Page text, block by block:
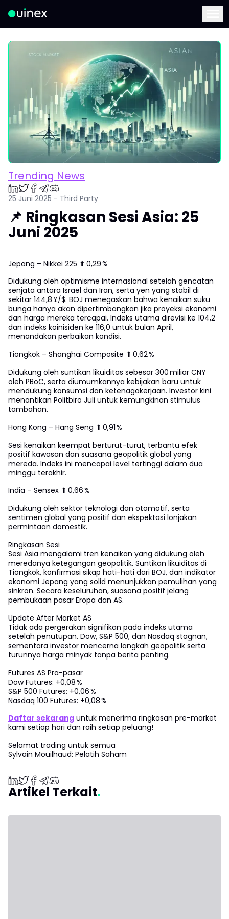
Ini adalah logo dan jika diklik akan mengarahkan Anda ke
Trending News
25 Juni 2025 - Third Party
📌 Ringkasan Sesi Asia: 25
Juni 2025
Jepang – Nikkei 225 ⬆ 0,29 %
Didukung oleh optimisme internasional setelah gencatan
senjata antara Israel dan Iran, serta yen yang stabil di
sekitar 144,8 ¥/$. BOJ menegaskan bahwa kenaikan suku
bunga hanya akan dipertimbangkan jika proyeksi ekonomi
dan harga mereka tercapai. Indeks utama direvisi ke 104,2
dan indeks koinisiden ke 116,0 untuk bulan April,
menandakan perbaikan kondisi.
Tiongkok – Shanghai Composite ⬆ 0,62 %
Didukung oleh suntikan likuiditas sebesar 300 miliar CNY
oleh PBoC, serta diumumkannya kebijakan baru untuk
mendukung konsumsi dan ketenagakerjaan. Investor kini
menantikan Politbiro Juli untuk kemungkinan stimulus
tambahan.
Hong Kong – Hang Seng ⬆ 0,91 %
Sesi kenaikan keempat berturut-turut, terbantu efek
positif kawasan dan suasana geopolitik global yang
mereda. Indeks ini mencapai level tertinggi dalam dua
minggu terakhir.
India – Sensex ⬆ 0,66 %
Didukung oleh sektor teknologi dan otomotif, serta
sentimen global yang positif dan ekspektasi lonjakan
permintaan domestik.
Ringkasan Sesi
Sesi Asia mengalami tren kenaikan yang didukung oleh
meredanya ketegangan geopolitik. Suntikan likuiditas di
Tiongkok, konfirmasi sikap hati-hati dari BOJ, dan indikator
ekonomi Jepang yang solid menunjukkan pemulihan yang
sinkron. Secara keseluruhan, suasana positif jelang
pembukaan pasar Eropa dan AS.
Update After Market AS
Tidak ada pergerakan signifikan pada indeks utama
setelah penutupan. Dow, S&P 500, dan Nasdaq stagnan,
sementara investor mencerna langkah geopolitik serta
turunnya harga minyak tanpa berita penting.
Futures AS Pra-pasar
Dow Futures: +0,08 %
S&P 500 Futures: +0,06 %
Nasdaq 100 Futures: +0,08 %
Daftar sekarang untuk menerima ringkasan pre-market
kami setiap hari dan raih setiap peluang!
Selamat trading untuk semua
Sylvain Mouilhaud: Pelatih Saham
Artikel Terkait